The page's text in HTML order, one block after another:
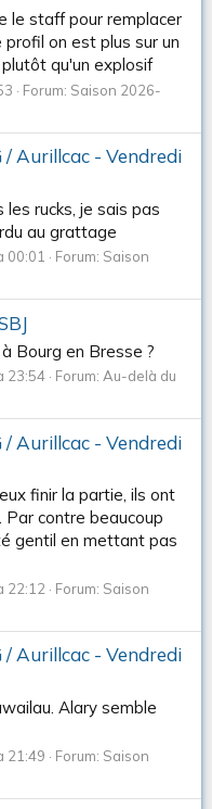
le staff pour remplacer
profil on est plus sur un
qu'un explosif
Forum: Saison 2026-
/ Aurillcac - Vendredi
rucks, je sais pas
au grattage
00:01 Forum: Saison
Bourg en Bresse ?
23:54 Forum: Au-delà du
/ Aurillcac - Vendredi
finir la partie, ils ont
contre beaucoup
gentil en mettant pas
22:12 Forum: Saison
/ Aurillcac - Vendredi
Alary semble
21:49 Forum: Saison